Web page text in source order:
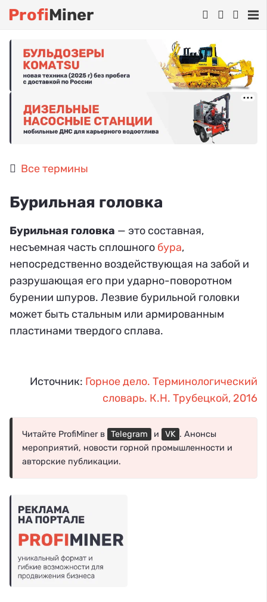
ProfiMiner
Все термины
Бурильная головка
Бурильная головка — это составная,
несъемная часть сплошного бура,
непосредственно воздействующая на забой и
разрушающая его при ударно-поворотном
бурении шпуров. Лезвие бурильной головки
может быть стальным или армированным
пластинами твердого сплава.
Источник: Горное дело. Терминологический
словарь. К.Н. Трубецкой, 2016
Читайте ProfiMiner в Telegram и VK . Анонсы
мероприятий, новости горной промышленности и
авторские публикации.